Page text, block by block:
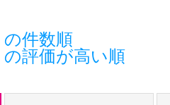
やりたいこ
の件数順
の評価が高い順